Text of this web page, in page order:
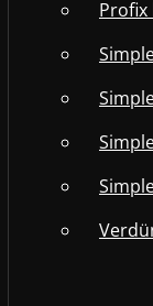
Profix